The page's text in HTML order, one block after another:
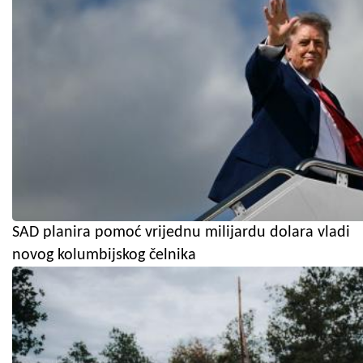
SAD planira pomoć vrijednu milijardu dolara vladi
novog kolumbijskog čelnika